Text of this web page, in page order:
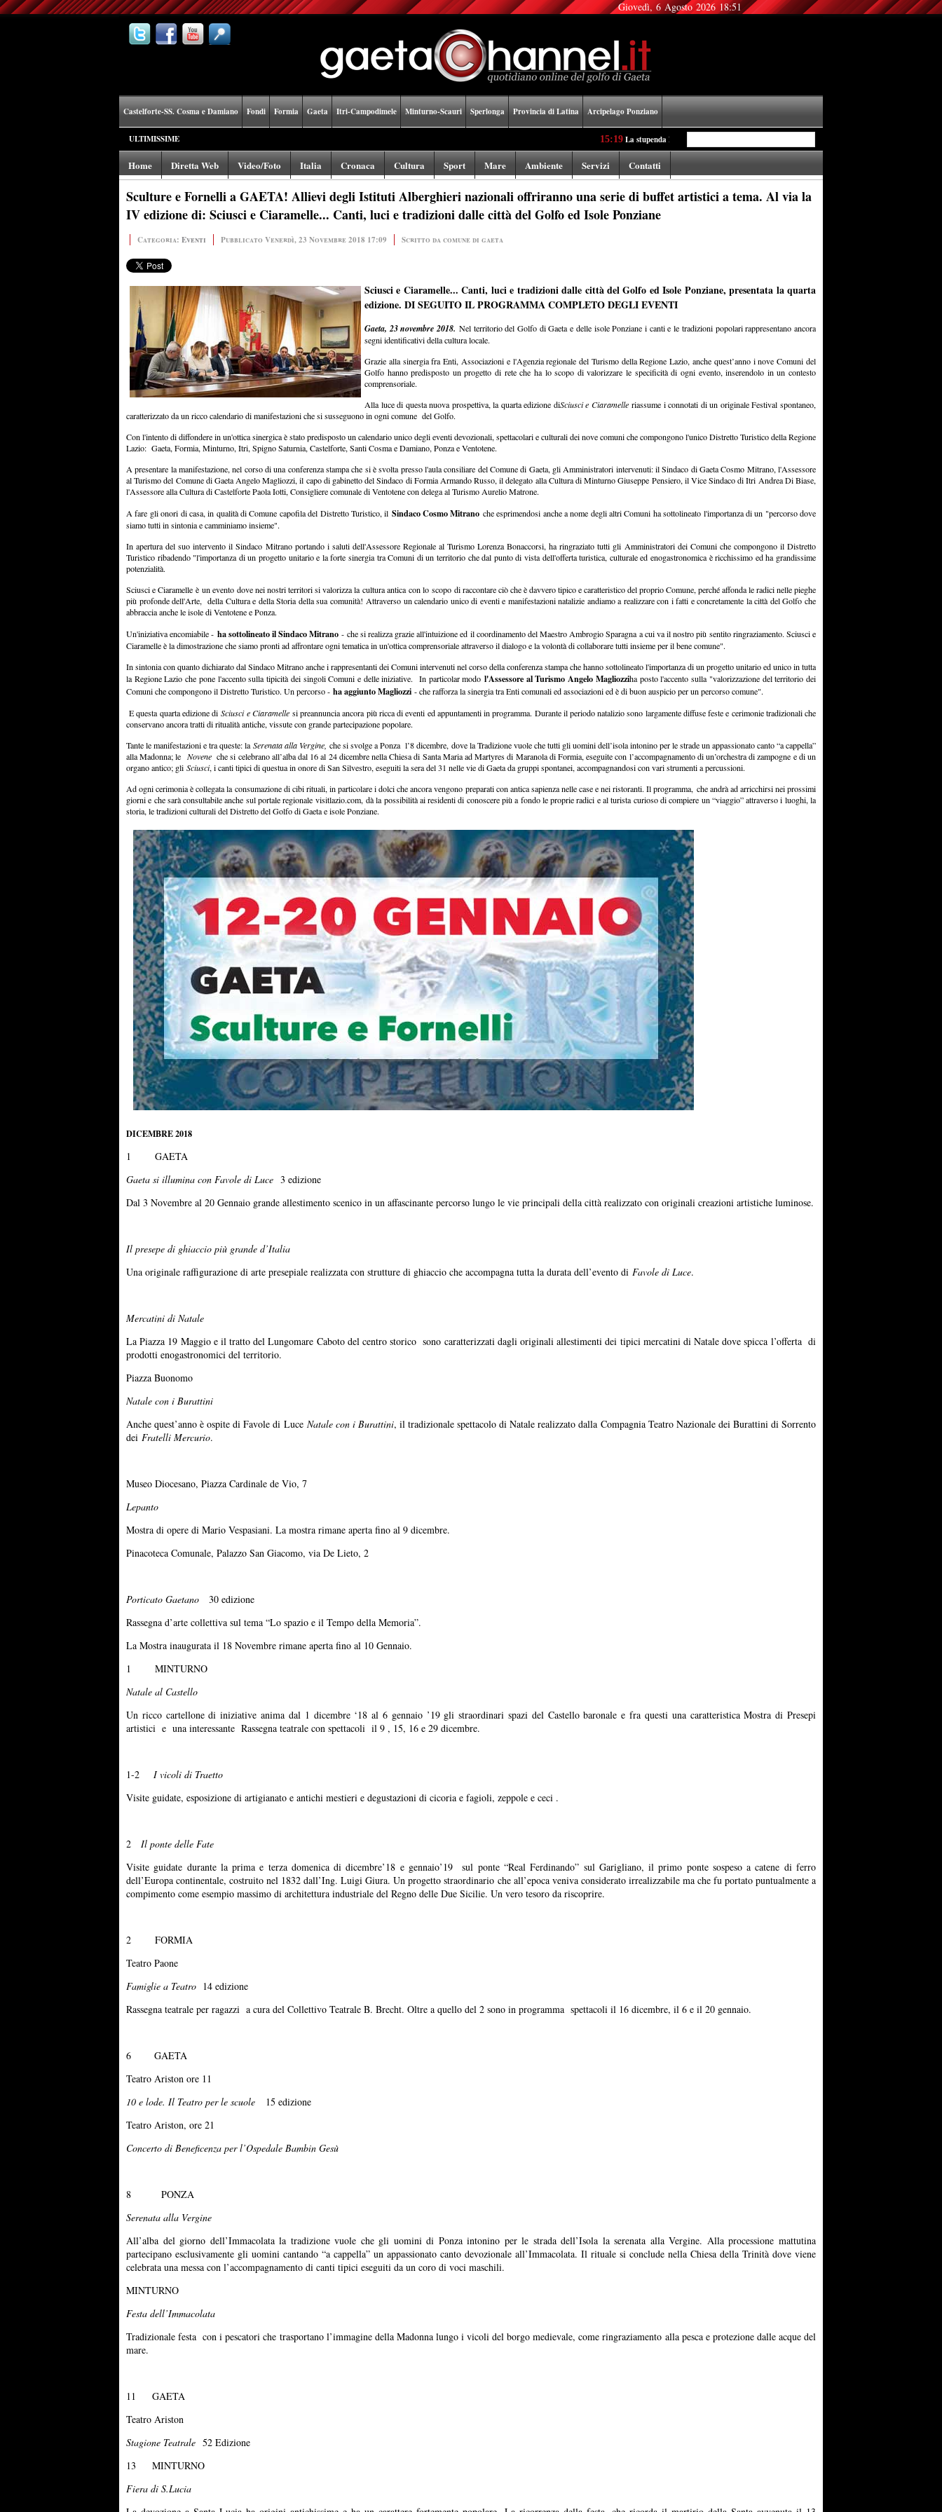
Giovedì, 6 Agosto 2026 18:51
Castelforte-SS. Cosma e Damiano Fondi Formia Gaeta Itri-Campodimele Minturno-Scauri Sperlonga Provincia di Latina Arcipelago Ponziano
ULTIMISSIME La stupenda Natività del gaetano Aldo Manzo alla mostra dei “100 Presepi in Vaticano”
Home Diretta Web Video/Foto Italia Cronaca Cultura Sport Mare Ambiente Servizi Contatti
Sculture e Fornelli a GAETA! Allievi degli Istituti Alberghieri nazionali offriranno una serie di buffet artistici a tema. Al via la
IV edizione di: Sciusci e Ciaramelle... Canti, luci e tradizioni dalle città del Golfo ed Isole Ponziane
Categoria: Eventi Pubblicato Venerdì, 23 Novembre 2018 17:09 Scritto da comune di gaeta
Sciusci e Ciaramelle... Canti, luci e tradizioni dalle città del Golfo ed Isole Ponziane, presentata la quarta
edizione. DI SEGUITO IL PROGRAMMA COMPLETO DEGLI EVENTI
Gaeta, 23 novembre 2018. Nel territorio del Golfo di Gaeta e delle isole Ponziane i canti e le tradizioni popolari rappresentano ancora
segni identificativi della cultura locale.
Grazie alla sinergia fra Enti, Associazioni e l'Agenzia regionale del Turismo della Regione Lazio, anche quest’anno i nove Comuni del
Golfo hanno predisposto un progetto di rete che ha lo scopo di valorizzare le specificità di ogni evento, inserendolo in un contesto
comprensoriale.
Alla luce di questa nuova prospettiva, la quarta edizione diSciusci e Ciaramelleriassume i connotati di un originale Festival spontaneo,
caratterizzato da un ricco calendario di manifestazioni che si susseguono in ogni comune del Golfo.
Con l'intento di diffondere in un'ottica sinergica è stato predisposto un calendario unico degli eventi devozionali, spettacolari e culturali dei nove comuni che compongono l'unico Distretto Turistico della Regione
Lazio: Gaeta, Formia, Minturno, Itri, Spigno Saturnia, Castelforte, Santi Cosma e Damiano, Ponza e Ventotene.
A presentare la manifestazione, nel corso di una conferenza stampa che si è svolta presso l'aula consiliare del Comune di Gaeta, gli Amministratori intervenuti: il Sindaco di Gaeta Cosmo Mitrano, l'Assessore
al Turismo del Comune di Gaeta Angelo Magliozzi, il capo di gabinetto del Sindaco di Formia Armando Russo, il delegato alla Cultura di Minturno Giuseppe Pensiero, il Vice Sindaco di Itri Andrea Di Biase,
l'Assessore alla Cultura di Castelforte Paola Iotti, Consigliere comunale di Ventotene con delega al Turismo Aurelio Matrone.
A fare gli onori di casa, in qualità di Comune capofila del Distretto Turistico, il Sindaco Cosmo Mitrano che esprimendosi anche a nome degli altri Comuni ha sottolineato l'importanza di un "percorso dove
siamo tutti in sintonia e camminiamo insieme".
In apertura del suo intervento il Sindaco Mitrano portando i saluti dell'Assessore Regionale al Turismo Lorenza Bonaccorsi, ha ringraziato tutti gli Amministratori dei Comuni che compongono il Distretto
Turistico ribadendo "l'importanza di un progetto unitario e la forte sinergia tra Comuni di un territorio che dal punto di vista dell'offerta turistica, culturale ed enogastronomica è ricchissimo ed ha grandissime
potenzialità.
Sciusci e Ciaramelle è un evento dove nei nostri territori si valorizza la cultura antica con lo scopo di raccontare ciò che è davvero tipico e caratteristico del proprio Comune, perché affonda le radici nelle pieghe
più profonde dell'Arte, della Cultura e della Storia della sua comunità! Attraverso un calendario unico di eventi e manifestazioni natalizie andiamo a realizzare con i fatti e concretamente la città del Golfo che
abbraccia anche le isole di Ventotene e Ponza.
Un'iniziativa encomiabile - ha sottolineato il Sindaco Mitrano - che si realizza grazie all'intuizione ed il coordinamento del Maestro Ambrogio Sparagna a cui va il nostro più sentito ringraziamento. Sciusci e
Ciaramelle è la dimostrazione che siamo pronti ad affrontare ogni tematica in un'ottica comprensoriale attraverso il dialogo e la volontà di collaborare tutti insieme per il bene comune".
In sintonia con quanto dichiarato dal Sindaco Mitrano anche i rappresentanti dei Comuni intervenuti nel corso della conferenza stampa che hanno sottolineato l'importanza di un progetto unitario ed unico in tutta
la Regione Lazio che pone l'accento sulla tipicità dei singoli Comuni e delle iniziative. In particolar modol'Assessore al Turismo Angelo Magliozziha posto l'accento sulla "valorizzazione del territorio dei
Comuni che compongono il Distretto Turistico. Un percorso - ha aggiunto Magliozzi - che rafforza la sinergia tra Enti comunali ed associazioni ed è di buon auspicio per un percorso comune".
E questa quarta edizione diSciusci e Ciaramellesi preannuncia ancora più ricca di eventi ed appuntamenti in programma. Durante il periodo natalizio sono largamente diffuse feste e cerimonie tradizionali che
conservano ancora tratti di ritualità antiche, vissute con grande partecipazione popolare.
Tante le manifestazioni e tra queste: laSerenata alla Vergine, che si svolge a Ponza l’8 dicembre, dove la Tradizione vuole che tutti gli uomini dell’isola intonino per le strade un appassionato canto “a cappella”
alla Madonna; le Noveneche si celebrano all’alba dal 16 al 24 dicembre nella Chiesa di Santa Maria ad Martyres di Maranola di Formia, eseguite con l’accompagnamento di un’orchestra di zampogne e di un
organo antico; gli Sciusci, i canti tipici di questua in onore di San Silvestro, eseguiti la sera del 31 nelle vie di Gaeta da gruppi spontanei, accompagnandosi con vari strumenti a percussioni.
Ad ogni cerimonia è collegata la consumazione di cibi rituali, in particolare i dolci che ancora vengono preparati con antica sapienza nelle case e nei ristoranti. Il programma, che andrà ad arricchirsi nei prossimi
giorni e che sarà consultabile anche sul portale regionale visitlazio.com, dà la possibilità ai residenti di conoscere più a fondo le proprie radici e al turista curioso di compiere un “viaggio” attraverso i luoghi, la
storia, le tradizioni culturali del Distretto del Golfo di Gaeta e isole Ponziane.
DICEMBRE 2018
1 GAETA
Gaeta si illumina con Favole di Luce 3 edizione
Dal 3 Novembre al 20 Gennaio grande allestimento scenico in un affascinante percorso lungo le vie principali della città realizzato con originali creazioni artistiche luminose.
Il presepe di ghiaccio più grande d’Italia
Una originale raffigurazione di arte presepiale realizzata con strutture di ghiaccio che accompagna tutta la durata dell’evento di Favole di Luce.
Mercatini di Natale
La Piazza 19 Maggio e il tratto del Lungomare Caboto del centro storico sono caratterizzati dagli originali allestimenti dei tipici mercatini di Natale dove spicca l’offerta di
prodotti enogastronomici del territorio.
Piazza Buonomo
Natale con i Burattini
Anche quest’anno è ospite di Favole di Luce Natale con i Burattini, il tradizionale spettacolo di Natale realizzato dalla Compagnia Teatro Nazionale dei Burattini di Sorrento
dei Fratelli Mercurio.
Museo Diocesano, Piazza Cardinale de Vio, 7
Lepanto
Mostra di opere di Mario Vespasiani. La mostra rimane aperta fino al 9 dicembre.
Pinacoteca Comunale, Palazzo San Giacomo, via De Lieto, 2
Porticato Gaetano 30 edizione
Rassegna d’arte collettiva sul tema “Lo spazio e il Tempo della Memoria”.
La Mostra inaugurata il 18 Novembre rimane aperta fino al 10 Gennaio.
1 MINTURNO
Natale al Castello
Un ricco cartellone di iniziative anima dal 1 dicembre ‘18 al 6 gennaio ’19 gli straordinari spazi del Castello baronale e fra questi una caratteristica Mostra di Presepi
artistici e una interessante Rassegna teatrale con spettacoli il 9 , 15, 16 e 29 dicembre.
1-2 I vicoli di Traetto
Visite guidate, esposizione di artigianato e antichi mestieri e degustazioni di cicoria e fagioli, zeppole e ceci .
2 Il ponte delle Fate
Visite guidate durante la prima e terza domenica di dicembre’18 e gennaio’19 sul ponte “Real Ferdinando” sul Garigliano, il primo ponte sospeso a catene di ferro
dell’Europa continentale, costruito nel 1832 dall’Ing. Luigi Giura. Un progetto straordinario che all’epoca veniva considerato irrealizzabile ma che fu portato puntualmente a
compimento come esempio massimo di architettura industriale del Regno delle Due Sicilie. Un vero tesoro da riscoprire.
2 FORMIA
Teatro Paone
Famiglie a Teatro 14 edizione
Rassegna teatrale per ragazzi a cura del Collettivo Teatrale B. Brecht. Oltre a quello del 2 sono in programma spettacoli il 16 dicembre, il 6 e il 20 gennaio.
6 GAETA
Teatro Ariston ore 11
10 e lode. Il Teatro per le scuole 15 edizione
Teatro Ariston, ore 21
Concerto di Beneficenza per l’Ospedale Bambin Gesù
8 PONZA
Serenata alla Vergine
All’alba del giorno dell’Immacolata la tradizione vuole che gli uomini di Ponza intonino per le strada dell’Isola la serenata alla Vergine. Alla processione mattutina
partecipano esclusivamente gli uomini cantando “a cappella” un appassionato canto devozionale all’Immacolata. Il rituale si conclude nella Chiesa della Trinità dove viene
celebrata una messa con l’accompagnamento di canti tipici eseguiti da un coro di voci maschili.
MINTURNO
Festa dell’Immacolata
Tradizionale festa con i pescatori che trasportano l’immagine della Madonna lungo i vicoli del borgo medievale, come ringraziamento alla pesca e protezione dalle acque del
mare.
11 GAETA
Teatro Ariston
Stagione Teatrale 52 Edizione
13 MINTURNO
Fiera di S.Lucia